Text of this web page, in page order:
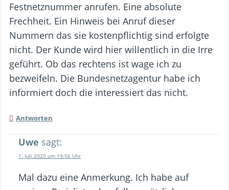
Festnetznummer anrufen. Eine absolute
Frechheit. Ein Hinweis bei Anruf dieser
Nummern das sie kostenpflichtig sind erfolgte
nicht. Der Kunde wird hier willentlich in die Irre
geführt. Ob das rechtens ist wage ich zu
bezweifeln. Die Bundesnetzagentur habe ich
informiert doch die interessiert das nicht.
Antworten
Uwe sagt:
1. Juli 2020 um 19:56 Uhr
Mal dazu eine Anmerkung. Ich habe auf